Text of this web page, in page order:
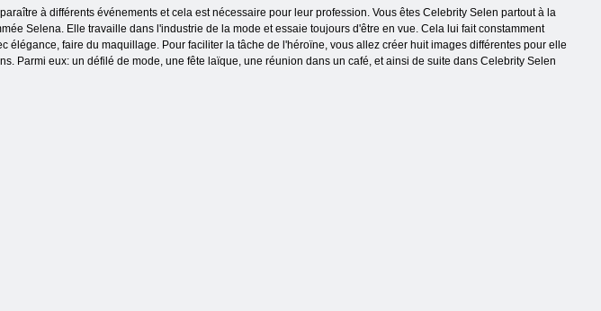
à différents événements et cela est nécessaire pour leur profession. Vous êtes Celebrity Selen partout à la
Selena. Elle travaille dans l'industrie de la mode et essaie toujours d'être en vue. Cela lui fait constamment
élégance, faire du maquillage. Pour faciliter la tâche de l'héroïne, vous allez créer huit images différentes pour elle
Parmi eux: un défilé de mode, une fête laïque, une réunion dans un café, et ainsi de suite dans Celebrity Selen